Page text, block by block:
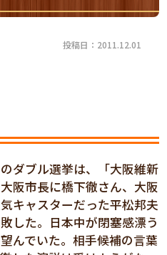
投稿日：2011.12.01
ダブル選挙は、「大阪維新
阪市長に橋下徹さん、大阪
キャスターだった平松邦夫
した。日本中が閉塞感漂う
んでいた。相手候補の言葉